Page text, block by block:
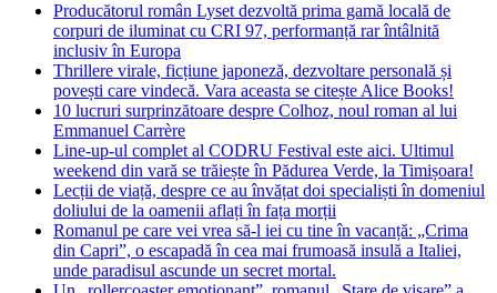
Producătorul român Lyset dezvoltă prima gamă locală de
corpuri de iluminat cu CRI 97, performanță rar întâlnită
inclusiv în Europa
Thrillere virale, ficțiune japoneză, dezvoltare personală și
povești care vindecă. Vara aceasta se citește Alice Books!
10 lucruri surprinzătoare despre Colhoz, noul roman al lui
Emmanuel Carrère
Line-up-ul complet al CODRU Festival este aici. Ultimul
weekend din vară se trăiește în Pădurea Verde, la Timișoara!
Lecții de viață, despre ce au învățat doi specialiști în domeniul
doliului de la oamenii aflați în fața morții
Romanul pe care vei vrea să-l iei cu tine în vacanță: „Crima
din Capri”, o escapadă în cea mai frumoasă insulă a Italiei,
unde paradisul ascunde un secret mortal.